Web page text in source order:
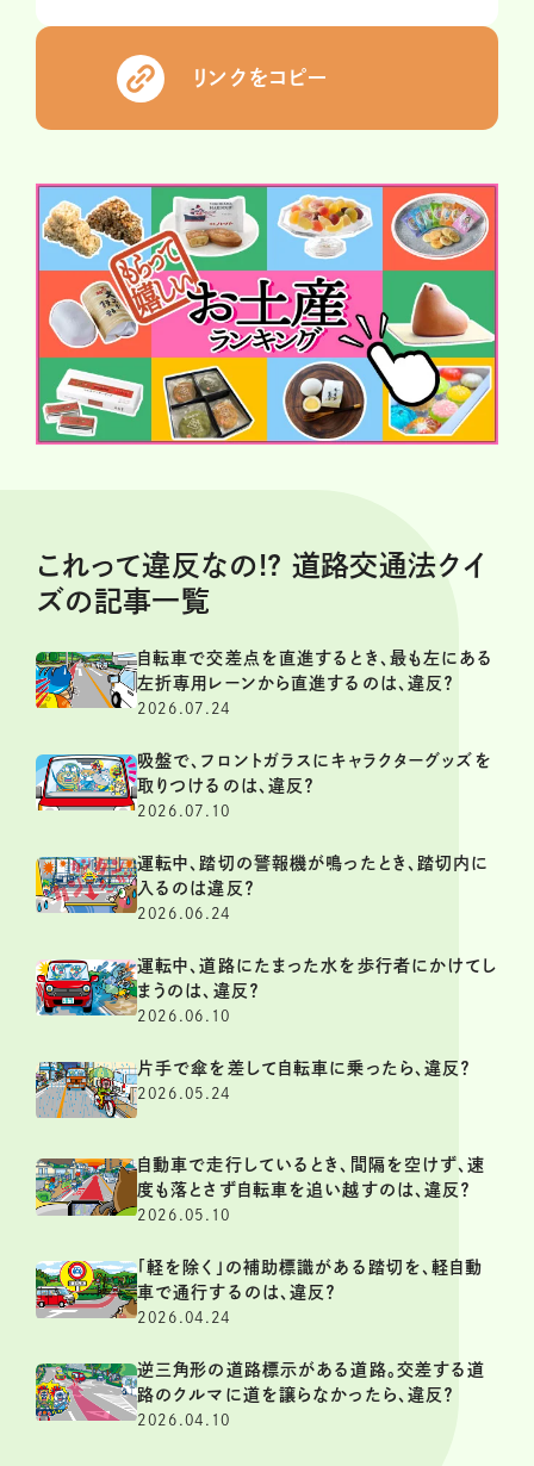
リンクをコピー
これって違反なの!? 道路交通法クイ
ズの記事一覧
自転車で交差点を直進するとき、最も左にある
左折専用レーンから直進するのは、違反？
2026.07.24
吸盤で、フロントガラスにキャラクターグッズを
取りつけるのは、違反？
2026.07.10
運転中、踏切の警報機が鳴ったとき、踏切内に
入るのは違反？
2026.06.24
運転中、道路にたまった水を歩行者にかけてし
まうのは、違反？
2026.06.10
片手で傘を差して自転車に乗ったら、違反？
2026.05.24
自動車で走行しているとき、間隔を空けず、速
度も落とさず自転車を追い越すのは、違反？
2026.05.10
「軽を除く」の補助標識がある踏切を、軽自動
車で通行するのは、違反？
2026.04.24
逆三角形の道路標示がある道路。交差する道
路のクルマに道を譲らなかったら、違反？
2026.04.10